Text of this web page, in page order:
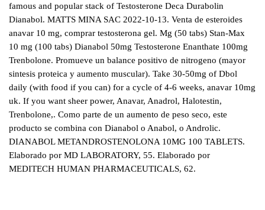
famous and popular stack of Testosterone Deca Durabolin
Dianabol. MATTS MINA SAC 2022-10-13. Venta de esteroides
anavar 10 mg, comprar testosterona gel. Mg (50 tabs) Stan-Max
10 mg (100 tabs) Dianabol 50mg Testosterone Enanthate 100mg
Trenbolone. Promueve un balance positivo de nitrogeno (mayor
sintesis proteica y aumento muscular). Take 30-50mg of Dbol
daily (with food if you can) for a cycle of 4-6 weeks, anavar 10mg
uk. If you want sheer power, Anavar, Anadrol, Halotestin,
Trenbolone,. Como parte de un aumento de peso seco, este
producto se combina con Dianabol o Anabol, o Androlic.
DIANABOL METANDROSTENOLONA 10MG 100 TABLETS.
Elaborado por MD LABORATORY, 55. Elaborado por
MEDITECH HUMAN PHARMACEUTICALS, 62.